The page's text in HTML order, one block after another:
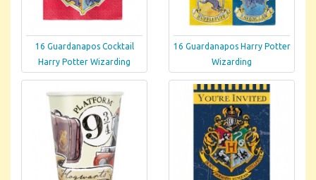
16 Guardanapos Cocktail
Harry Potter Wizarding
16 Guardanapos Harry Potter
Wizarding